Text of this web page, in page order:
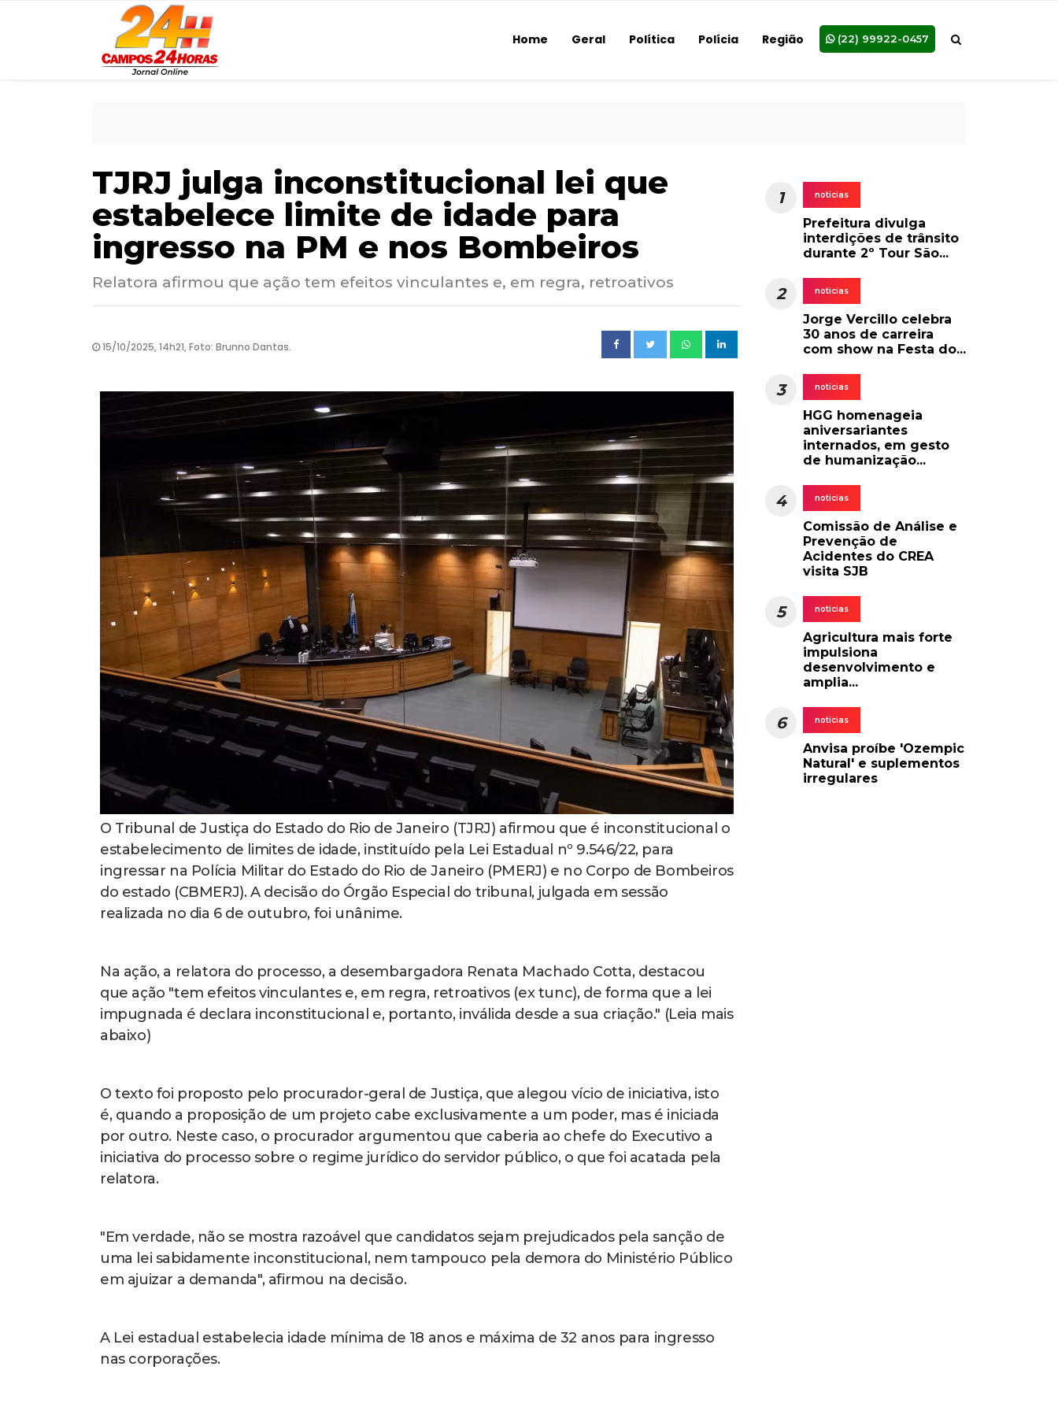
Home Geral Política Polícia Região (22) 99922-0457
TJRJ julga inconstitucional lei que
estabelece limite de idade para
ingresso na PM e nos Bombeiros
Relatora afirmou que ação tem efeitos vinculantes e, em regra, retroativos
15/10/2025, 14h21, Foto: Brunno Dantas.
O Tribunal de Justiça do Estado do Rio de Janeiro (TJRJ) afirmou que é inconstitucional o
estabelecimento de limites de idade, instituído pela Lei Estadual nº 9.546/22, para
ingressar na Polícia Militar do Estado do Rio de Janeiro (PMERJ) e no Corpo de Bombeiros
do estado (CBMERJ). A decisão do Órgão Especial do tribunal, julgada em sessão
realizada no dia 6 de outubro, foi unânime.
Na ação, a relatora do processo, a desembargadora Renata Machado Cotta, destacou
que ação "tem efeitos vinculantes e, em regra, retroativos (ex tunc), de forma que a lei
impugnada é declara inconstitucional e, portanto, inválida desde a sua criação." (Leia mais
abaixo)
O texto foi proposto pelo procurador-geral de Justiça, que alegou vício de iniciativa, isto
é, quando a proposição de um projeto cabe exclusivamente a um poder, mas é iniciada
por outro. Neste caso, o procurador argumentou que caberia ao chefe do Executivo a
iniciativa do processo sobre o regime jurídico do servidor público, o que foi acatada pela
relatora.
"Em verdade, não se mostra razoável que candidatos sejam prejudicados pela sanção de
uma lei sabidamente inconstitucional, nem tampouco pela demora do Ministério Público
em ajuizar a demanda", afirmou na decisão.
A Lei estadual estabelecia idade mínima de 18 anos e máxima de 32 anos para ingresso
nas corporações.
1 noticias
Prefeitura divulga
interdições de trânsito
durante 2º Tour São...
2 noticias
Jorge Vercillo celebra
30 anos de carreira
com show na Festa do...
3 noticias
HGG homenageia
aniversariantes
internados, em gesto
de humanização...
4 noticias
Comissão de Análise e
Prevenção de
Acidentes do CREA
visita SJB
5 noticias
Agricultura mais forte
impulsiona
desenvolvimento e
amplia...
6 noticias
Anvisa proíbe 'Ozempic
Natural' e suplementos
irregulares